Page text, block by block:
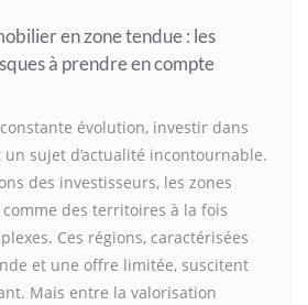
en zone tendue : les
à prendre en compte
évolution, investir dans
sujet d’actualité incontournable.
des investisseurs, les zones
des territoires à la fois
Ces régions, caractérisées
et une offre limitée, suscitent
Mais entre la valorisation